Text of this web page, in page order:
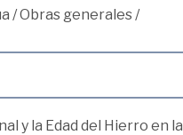
/Obras generales/
y la Edad del Hierro en la